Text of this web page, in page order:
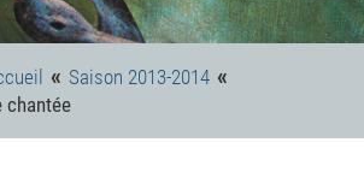
« Saison 2013-2014 «
chantée